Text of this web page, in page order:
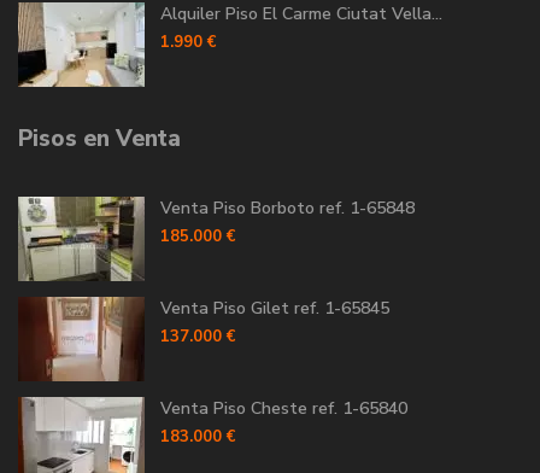
Alquiler Piso El Carme Ciutat Vella...
1.990 €
Pisos en Venta
Venta Piso Borboto ref. 1-65848
185.000 €
Venta Piso Gilet ref. 1-65845
137.000 €
Venta Piso Cheste ref. 1-65840
183.000 €